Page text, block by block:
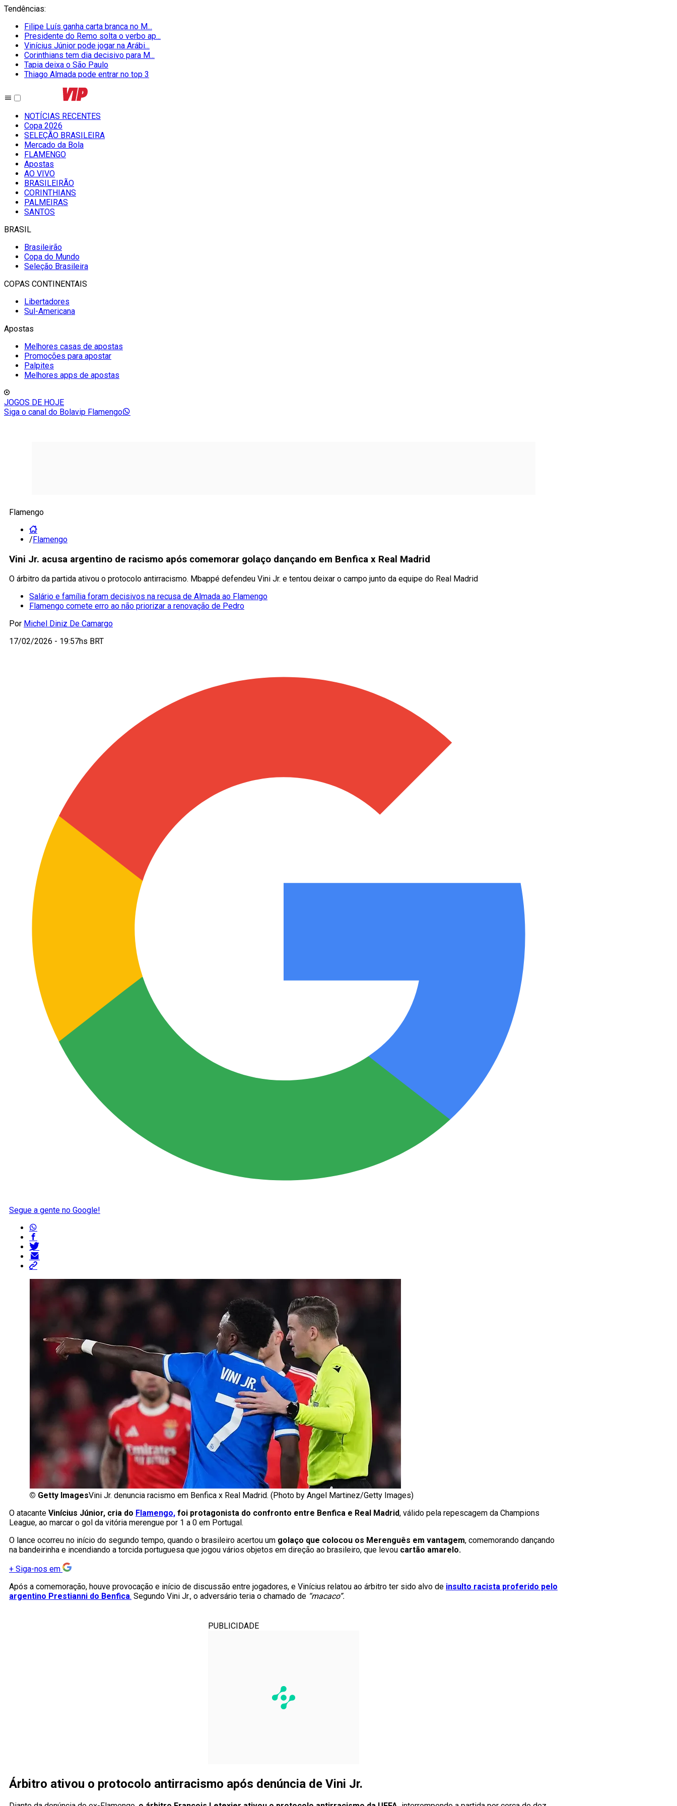
Tendências:
Filipe Luís ganha carta branca no M...
Presidente do Remo solta o verbo ap...
Vinícius Júnior pode jogar na Arábi...
Corinthians tem dia decisivo para M...
Tapia deixa o São Paulo
Thiago Almada pode entrar no top 3
NOTÍCIAS RECENTES
Copa 2026
SELEÇÃO BRASILEIRA
Mercado da Bola
FLAMENGO
Apostas
AO VIVO
BRASILEIRÃO
CORINTHIANS
PALMEIRAS
SANTOS
BRASIL
Brasileirão
Copa do Mundo
Seleção Brasileira
COPAS CONTINENTAIS
Libertadores
Sul-Americana
Apostas
Melhores casas de apostas
Promoções para apostar
Palpites
Melhores apps de apostas
JOGOS DE HOJE
Siga o canal do Bolavip Flamengo
Flamengo
/Flamengo
Vini Jr. acusa argentino de racismo após comemorar golaço dançando em Benfica x Real Madrid
O árbitro da partida ativou o protocolo antirracismo. Mbappé defendeu Vini Jr. e tentou deixar o campo junto da equipe do Real Madrid
Salário e família foram decisivos na recusa de Almada ao Flamengo
Flamengo comete erro ao não priorizar a renovação de Pedro
Por Michel Diniz De Camargo
17/02/2026 - 19:57hs BRT
Segue a gente no Google!
© Getty ImagesVini Jr. denuncia racismo em Benfica x Real Madrid. (Photo by Angel Martinez/Getty Images)
O atacante Vinícius Júnior, cria do Flamengo, foi protagonista do confronto entre Benfica e Real Madrid, válido pela repescagem da Champions
League, ao marcar o gol da vitória merengue por 1 a 0 em Portugal.
O lance ocorreu no início do segundo tempo, quando o brasileiro acertou um golaço que colocou os Merenguês em vantagem, comemorando dançando
na bandeirinha e incendiando a torcida portuguesa que jogou vários objetos em direção ao brasileiro, que levou cartão amarelo.
+ Siga-nos em
Após a comemoração, houve provocação e início de discussão entre jogadores, e Vinícius relatou ao árbitro ter sido alvo de insulto racista proferido pelo
argentino Prestianni do Benfica. Segundo Vini Jr., o adversário teria o chamado de “macaco”.
PUBLICIDADE
Árbitro ativou o protocolo antirracismo após denúncia de Vini Jr.